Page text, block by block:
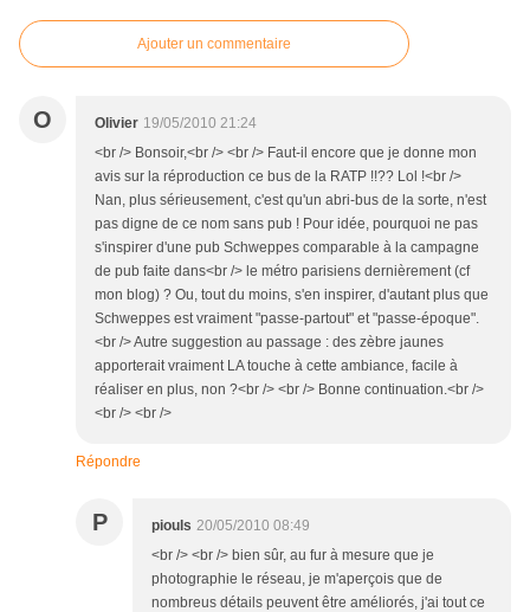
Ajouter un commentaire
O Olivier 19/05/2010 21:24
<br /> Bonsoir,<br /> <br /> Faut-il encore que je donne mon
avis sur la réproduction ce bus de la RATP !!?? Lol !<br />
Nan, plus sérieusement, c'est qu'un abri-bus de la sorte, n'est
pas digne de ce nom sans pub ! Pour idée, pourquoi ne pas
s'inspirer d'une pub Schweppes comparable à la campagne
de pub faite dans<br /> le métro parisiens dernièrement (cf
mon blog) ? Ou, tout du moins, s'en inspirer, d'autant plus que
Schweppes est vraiment "passe-partout" et "passe-époque".
<br /> Autre suggestion au passage : des zèbre jaunes
apporterait vraiment LA touche à cette ambiance, facile à
réaliser en plus, non ?<br /> <br /> Bonne continuation.<br />
<br /> <br />
Répondre
P piouls 20/05/2010 08:49
<br /> <br /> bien sûr, au fur à mesure que je
photographie le réseau, je m'aperçois que de
nombreus détails peuvent être améliorés, j'ai tout ce